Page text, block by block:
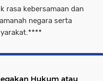
rasa kebersamaan dan
negara serta
Hukum atau